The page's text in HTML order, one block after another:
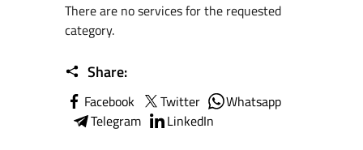
There are no services for the requested
category.
Share:
Facebook Twitter
Whatsapp
Telegram
LinkedIn